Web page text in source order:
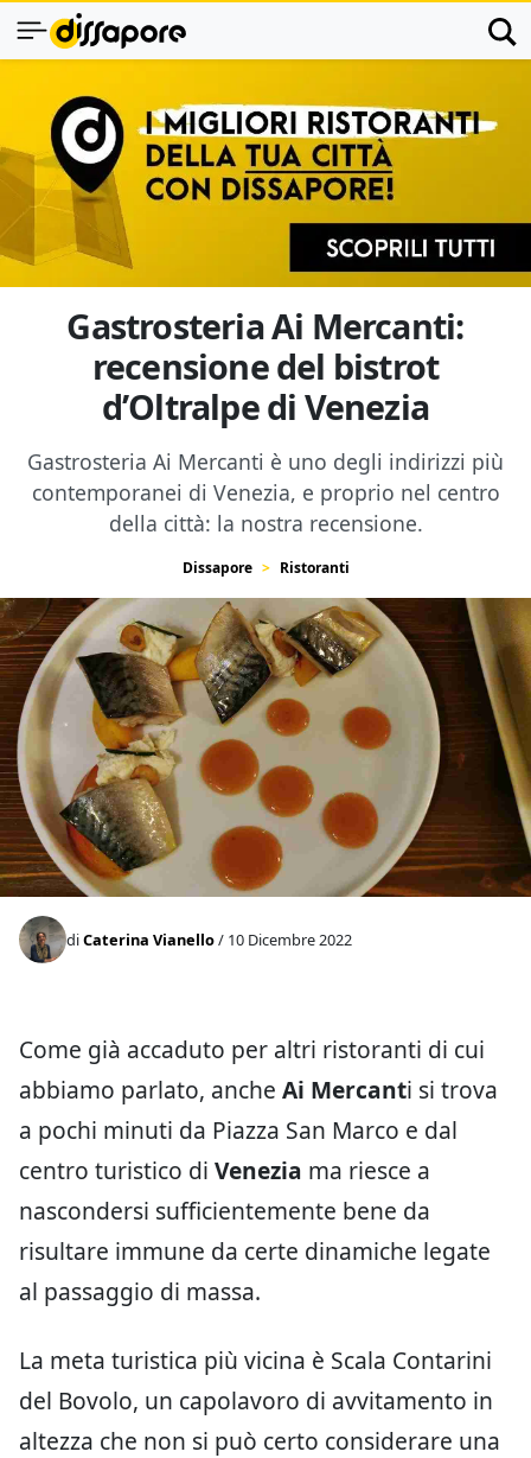
Gastrosteria Ai Mercanti:
recensione del bistrot
d’Oltralpe di Venezia
Gastrosteria Ai Mercanti è uno degli indirizzi più
contemporanei di Venezia, e proprio nel centro
della città: la nostra recensione.
Dissapore Ristoranti
diCaterina Vianello/ 10 Dicembre 2022
Come già accaduto per altri ristoranti di cui
abbiamo parlato, anche Ai Mercanti si trova
a pochi minuti da Piazza San Marco e dal
centro turistico di Venezia ma riesce a
nascondersi sufficientemente bene da
risultare immune da certe dinamiche legate
al passaggio di massa.
La meta turistica più vicina è Scala Contarini
del Bovolo, un capolavoro di avvitamento in
altezza che non si può certo considerare una